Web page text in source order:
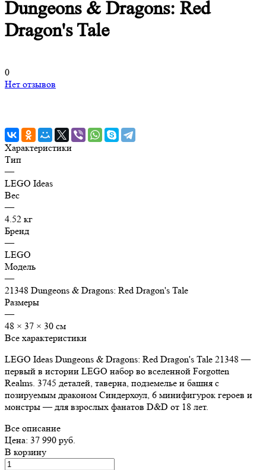
Dungeons & Dragons: Red
Dragon's Tale
0
Нет отзывов
Характеристики
Тип
—
LEGO Ideas
Вес
—
4.52 кг
Бренд
—
LEGO
Модель
—
21348 Dungeons & Dragons: Red Dragon's Tale
Размеры
—
48 × 37 × 30 см
Все характеристики
LEGO Ideas Dungeons & Dragons: Red Dragon's Tale 21348 —
первый в истории LEGO набор во вселенной Forgotten
Realms. 3745 деталей, таверна, подземелье и башня с
позируемым драконом Синдерхоул, 6 минифигурок героев и
монстры — для взрослых фанатов D&D от 18 лет.
Все описание
Цена: 37 990 руб.
В корзину